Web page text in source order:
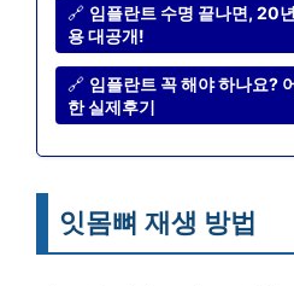
🔗 임플란트 수명 끝나면, 20
용 대공개!
🔗 임플란트 꼭 해야 하나요?
한 실제후기
잇몸뼈 재생 방법